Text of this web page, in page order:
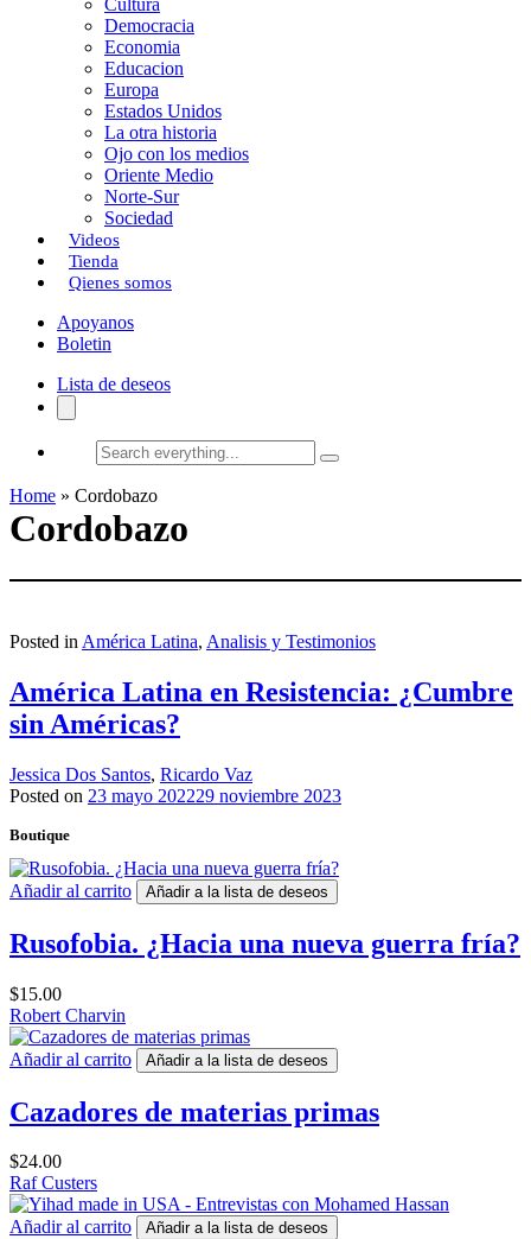
Cultura
Democracia
Economia
Educacion
Europa
Estados Unidos
La otra historia
Ojo con los medios
Oriente Medio
Norte-Sur
Sociedad
Videos
Tienda
Qienes somos
Apoyanos
Boletin
Lista de deseos
Search
everything...
Home » Cordobazo
Cordobazo
Posted in América Latina, Analisis y Testimonios
América Latina en Resistencia: ¿Cumbre
sin Américas?
Jessica Dos Santos, Ricardo Vaz
Posted on 23 mayo 202229 noviembre 2023
Boutique
Añadir al carrito Añadir a la lista de deseos
Rusofobia. ¿Hacia una nueva guerra fría?
$15.00
Robert Charvin
Añadir al carrito Añadir a la lista de deseos
Cazadores de materias primas
$24.00
Raf Custers
Añadir al carrito Añadir a la lista de deseos